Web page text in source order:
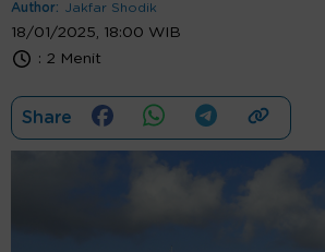
Author: Jakfar Shodik
18/01/2025, 18:00 WIB
: 2 Menit
Share